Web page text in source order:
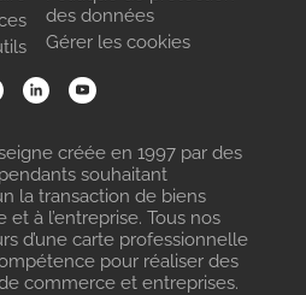
des données
Gérer les cookies
créée en 1997 par des
souhaitant
la transaction de biens
à l’entreprise. Tous nos
d’une carte professionnelle
pour réaliser des
commerce et entreprises.